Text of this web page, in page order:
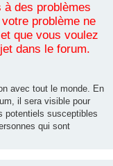
des problèmes
problème ne
que vous voulez
dans le forum.
avec tout le monde. En
il sera visible pour
potentiels susceptibles
qui sont